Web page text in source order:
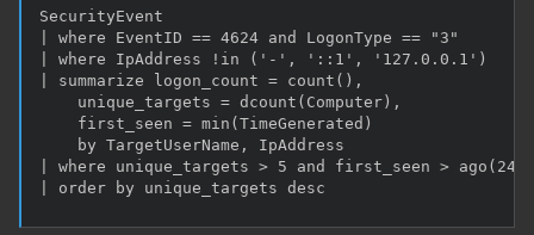
SecurityEvent
| where EventID == 4624 and LogonType == "3"
| where IpAddress !in ('-', '::1', '127.0.0.1')
| summarize logon_count = count(),
    unique_targets = dcount(Computer),
    first_seen = min(TimeGenerated)
    by TargetUserName, IpAddress
| where unique_targets > 5 and first_seen > ago(24h)
| order by unique_targets desc